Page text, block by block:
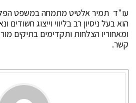
עו"ד תמיר אלטיט מתמחה במשפט
הוא בעל ניסיון רב בליווי וייצוג חשודים
ומאחוריו הצלחות ותקדימים בתיקים
קשר.